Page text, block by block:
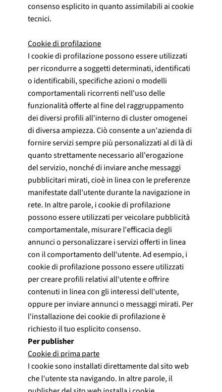
consenso esplicito in quanto assimilabili ai cookie
tecnici.
Cookie di profilazione
I cookie di profilazione possono essere utilizzati
per ricondurre a soggetti determinati, identificati
o identificabili, specifiche azioni o modelli
comportamentali ricorrenti nell'uso delle
funzionalità offerte al fine del raggruppamento
dei diversi profili all'interno di cluster omogenei
di diversa ampiezza. Ciò consente a un'azienda di
fornire servizi sempre più personalizzati al di là di
quanto strettamente necessario all'erogazione
del servizio, nonché di inviare anche messaggi
pubblicitari mirati, cioè in linea con le preferenze
manifestate dall'utente durante la navigazione in
rete. In altre parole, i cookie di profilazione
possono essere utilizzati per veicolare pubblicità
comportamentale, misurare l'efficacia degli
annunci o personalizzare i servizi offerti in linea
con il comportamento dell'utente. Ad esempio, i
cookie di profilazione possono essere utilizzati
per creare profili relativi all'utente e offrire
contenuti in linea con gli interessi dell'utente,
oppure per inviare annunci o messaggi mirati. Per
l'installazione dei cookie di profilazione è
richiesto il tuo esplicito consenso.
Per publisher
Cookie di prima parte
I cookie sono installati direttamente dal sito web
che l'utente sta navigando. In altre parole, il